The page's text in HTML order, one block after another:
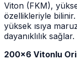
Viton (FKM),
özellikleriyle
yüksek ısıya
dayanıklılık sağlar.
200x6 Vitonlu